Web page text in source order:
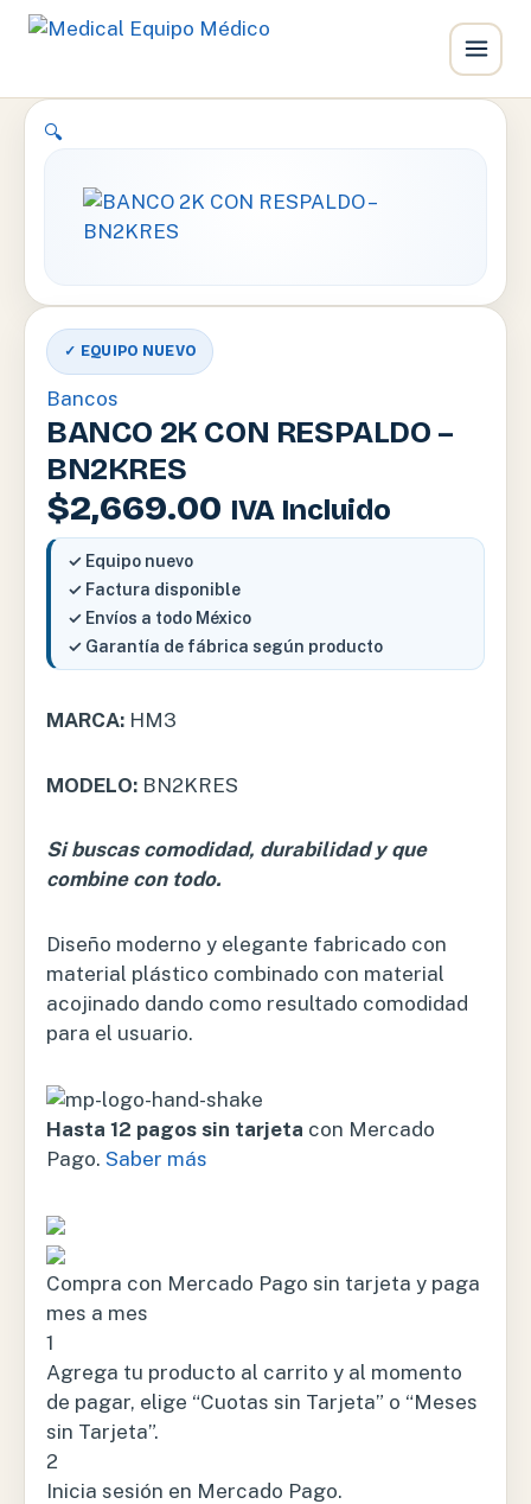
🔍
✓ EQUIPO NUEVO
Bancos
BANCO 2K CON RESPALDO –
BN2KRES
$2,669.00 IVA Incluido
✓ Equipo nuevo
✓ Factura disponible
✓ Envíos a todo México
✓ Garantía de fábrica según producto
MARCA: HM3
MODELO: BN2KRES
Si buscas comodidad, durabilidad y que
combine con todo.
Diseño moderno y elegante fabricado con
material plástico combinado con material
acojinado dando como resultado comodidad
para el usuario.
Hasta 12 pagos sin tarjeta con Mercado
Pago. Saber más
Compra con Mercado Pago sin tarjeta y paga
mes a mes
1
Agrega tu producto al carrito y al momento
de pagar, elige “Cuotas sin Tarjeta” o “Meses
sin Tarjeta”.
2
Inicia sesión en Mercado Pago.